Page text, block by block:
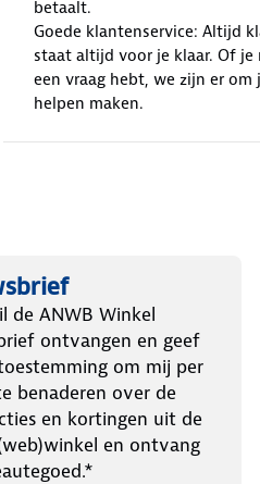
betaalt.
Goede klantenservice: Altijd
staat altijd voor je klaar. Of
een vraag hebt, we zijn er
helpen maken.
de ANWB Winkel
ontvangen en geef
om mij per
benaderen over de
en kortingen uit de
en ontvang